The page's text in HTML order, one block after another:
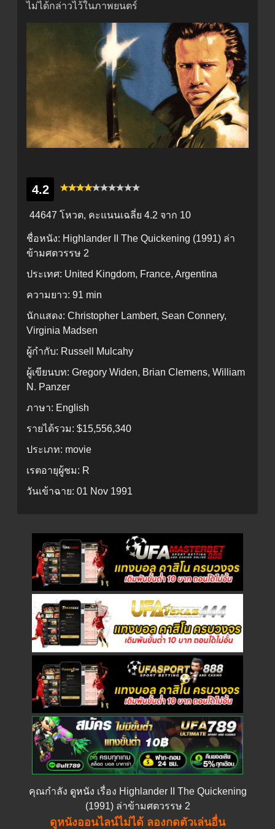
ไม่ได้กล่าวไว้ในภาพยนตร์
4.2
44647 โหวต, คะแนนเฉลี่ย 4.2 จาก 10
ชื่อหนัง: Highlander II The Quickening (1991) ล่า
ข้ามศตวรรษ 2
ประเทศ: United Kingdom, France, Argentina
ความยาว: 91 min
นักแสดง: Christopher Lambert, Sean Connery,
Virginia Madsen
ผู้กำกับ: Russell Mulcahy
ผู้เขียนบท: Gregory Widen, Brian Clemens, William
N. Panzer
ภาษา: English
รายได้รวม: $15,556,340
ประเภท: movie
เรตอายุผู้ชม: R
วันเข้าฉาย: 01 Nov 1991
คุณกำลัง ดูหนัง เรื่อง Highlander II The Quickening
(1991) ล่าข้ามศตวรรษ 2
ดูหนังออนไลน์ไม่ได้ ลองกดตัวเล่นอื่น